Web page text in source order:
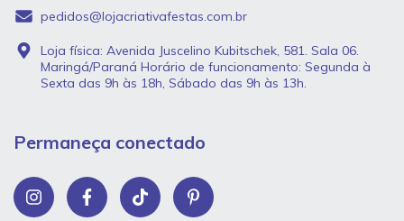
pedidos@lojacriativafestas.com.br
Loja física: Avenida Juscelino Kubitschek, 581. Sala 06.
Maringá/Paraná Horário de funcionamento: Segunda à
Sexta das 9h às 18h, Sábado das 9h às 13h.
Permaneça conectado